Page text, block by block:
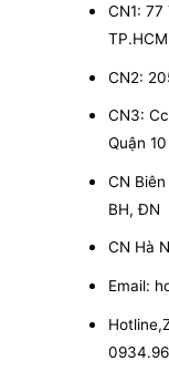
CN1: 77
TP.HCM
CN2:
CN3:
Quận
CN
BH, ĐN
CN Hà
Email: